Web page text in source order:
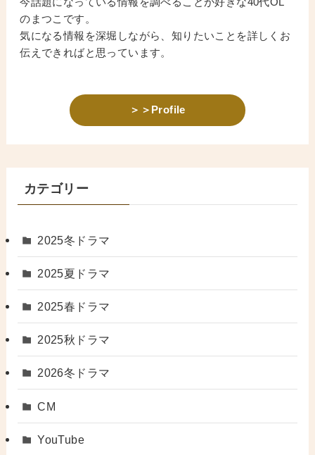
のまつこです。
気になる情報を深堀しながら、知りたいことを詳しくお
伝えできればと思っています。
＞＞Profile
カテゴリー
2025冬ドラマ
2025夏ドラマ
2025春ドラマ
2025秋ドラマ
2026冬ドラマ
CM
YouTube